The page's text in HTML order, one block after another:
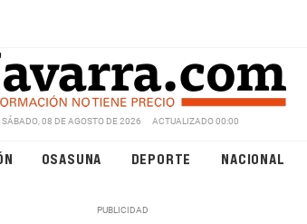
SÁBADO, 08 DE AGOSTO DE 2026 ACTUALIZADO 00:00
OSASUNA DEPORTE NACIONAL